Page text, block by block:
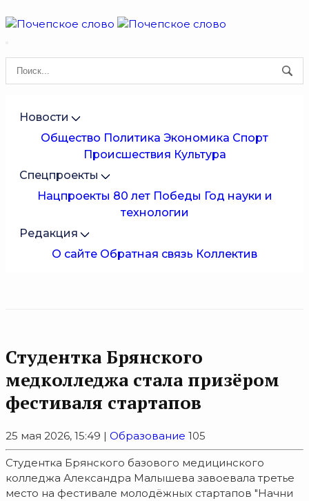
Новости
Общество Политика Экономика Спорт
Происшествия Культура
Спецпроекты
Нацпроекты 80 лет Победы Год науки и
технологии
Редакция
О сайте Обратная связь Коллектив
Студентка Брянского
медколледжа стала призёром
фестиваля стартапов
25 мая 2026, 15:49 | Образование 105
Студентка Брянского базового медицинского
колледжа Александра Малышева завоевала третье
место на фестивале молодёжных стартапов "Начни